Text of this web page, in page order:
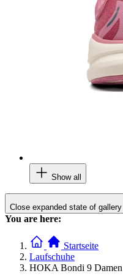
Show all
Close expanded state of gallery
You are here:
Startseite
Laufschuhe
HOKA Bondi 9 Damen